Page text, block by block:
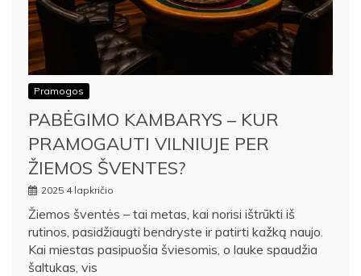
Pramogos
PABĖGIMO KAMBARYS – KUR
PRAMOGAUTI VILNIUJE PER
ŽIEMOS ŠVENTES?
2025 4 lapkričio
Žiemos šventės – tai metas, kai norisi ištrūkti iš
rutinos, pasidžiaugti bendryste ir patirti kažką naujo.
Kai miestas pasipuošia šviesomis, o lauke spaudžia
šaltukas, vis